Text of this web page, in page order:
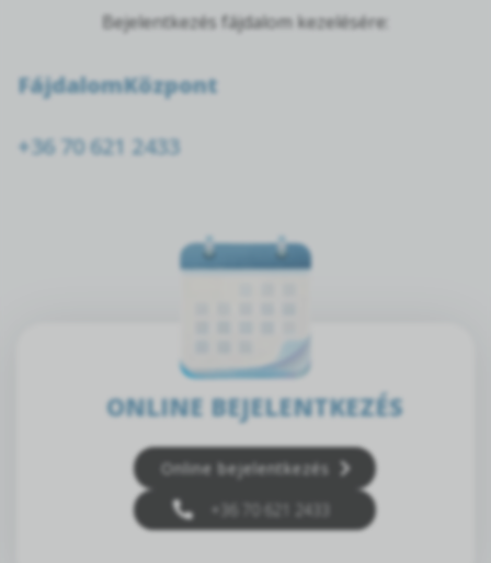
Bejelentkezés fájdalom kezelésére:
FájdalomKözpont
+36 70 621 2433
ONLINE BEJELENTKEZÉS
Online bejelentkezés
+36 70 621 2433